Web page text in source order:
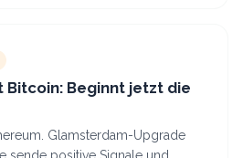
Bitcoin: Beginnt jetzt die
Glamsterdam-Upgrade